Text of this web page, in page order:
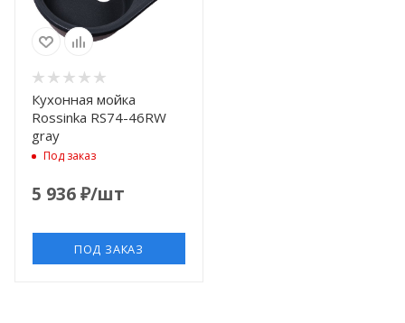
Кухонная мойка
Rossinka RS74-46RW
gray
Под заказ
5 936₽/шт
ПОД ЗАКАЗ